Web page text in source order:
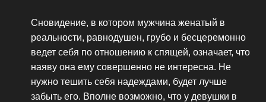
Сновидение, в котором мужчина женатый в
реальности, равнодушен, грубо и бесцеремонно
ведет себя по отношению к спящей, означает, что
наяву она ему совершенно не интересна. Не
нужно тешить себя надеждами, будет лучше
забыть его. Вполне возможно, что у девушки в